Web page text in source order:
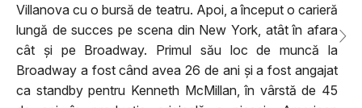
Villanova cu o bursă de teatru. Apoi, a început o carieră
lungă de succes pe scena din New York, atât în afara
cât și pe Broadway. Primul său loc de muncă la
Broadway a fost când avea 26 de ani și a fost angajat
ca standby pentru Kenneth McMillan, în vârstă de 45